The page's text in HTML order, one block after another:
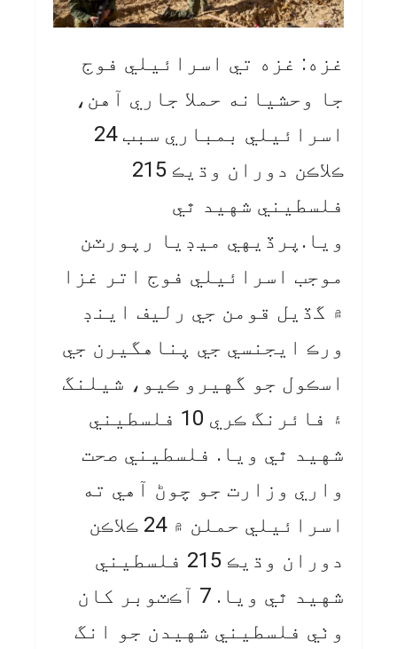
غزه: غزه تي اسرائيلي فوج
جا وحشیانه حملا جاري آهن،
اسرائيلي بمباري سبب 24
ڪلاڪن دوران وڌيڪ 215
فلسطيني شهيد ٿي
ويا.پرڏيهي ميڊيا رپورٽن
موجب اسرائيلي فوج اتر غزا
۾ گڏيل قومن جي رليف اينڊ
ورڪ ايجنسي جي پناهگيرن جي
اسڪول جو گهيرو ڪيو، شيلنگ
۽ فائرنگ ڪري 10 فلسطيني
شهيد ٿي ويا. فلسطيني صحت
واري وزارت جو چوڻ آهي ته
اسرائيلي حملن ۾ 24 ڪلاڪن
دوران وڌيڪ 215 فلسطيني
شهيد ٿي ويا. 7 آڪٽوبر کان
وٺي فلسطيني شهيدن جو انگ